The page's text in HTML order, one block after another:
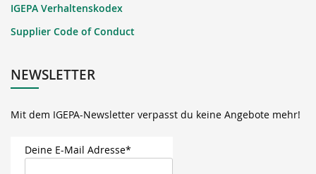
IGEPA Verhaltenskodex
Supplier Code of Conduct
NEWSLETTER
Mit dem IGEPA-Newsletter verpasst du keine Angebote mehr!
Deine E-Mail Adresse*